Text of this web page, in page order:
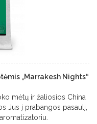
„Marrakesh Nights“
mėtų ir žaliosios China
Jus į prabangos pasaulį,